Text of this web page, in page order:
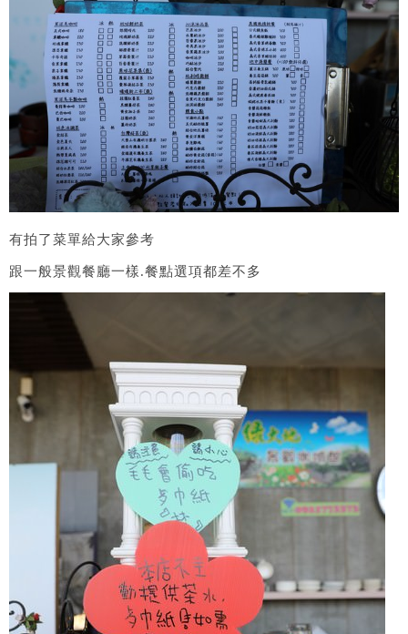
有拍了菜單給大家參考
跟一般景觀餐廳一樣.餐點選項都差不多